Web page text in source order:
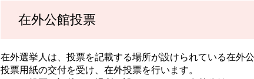
在外公館投票
在外選挙人は、投票を記載する場所が設けられている在外
投票用紙の交付を受け、在外投票を行います。